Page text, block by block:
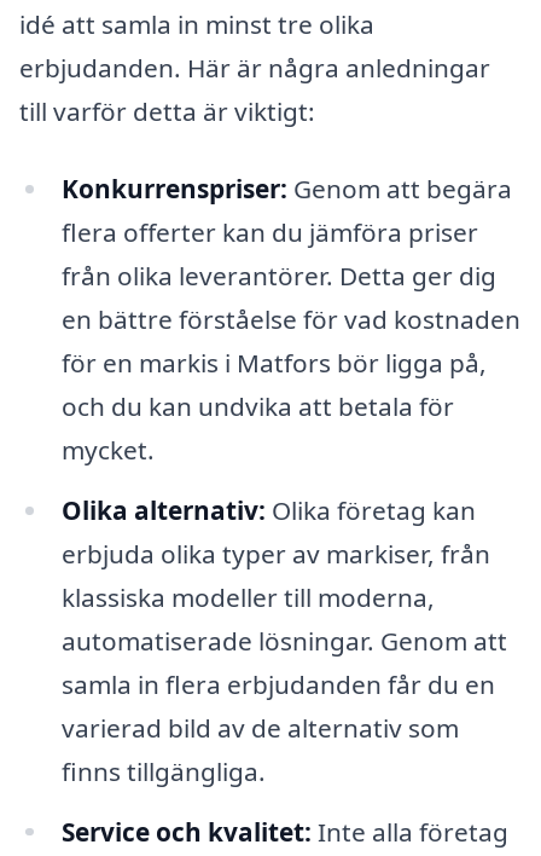
idé att samla in minst tre olika
erbjudanden. Här är några anledningar
till varför detta är viktigt:
Konkurrenspriser: Genom att begära
flera offerter kan du jämföra priser
från olika leverantörer. Detta ger dig
en bättre förståelse för vad kostnaden
för en markis i Matfors bör ligga på,
och du kan undvika att betala för
mycket.
Olika alternativ: Olika företag kan
erbjuda olika typer av markiser, från
klassiska modeller till moderna,
automatiserade lösningar. Genom att
samla in flera erbjudanden får du en
varierad bild av de alternativ som
finns tillgängliga.
Service och kvalitet: Inte alla företag